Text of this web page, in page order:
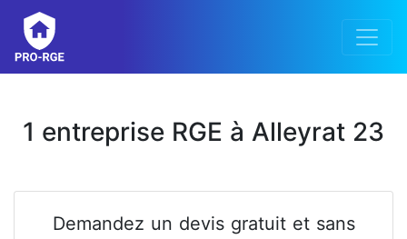
1 entreprise RGE à Alleyrat 23
Demandez un devis gratuit et sans